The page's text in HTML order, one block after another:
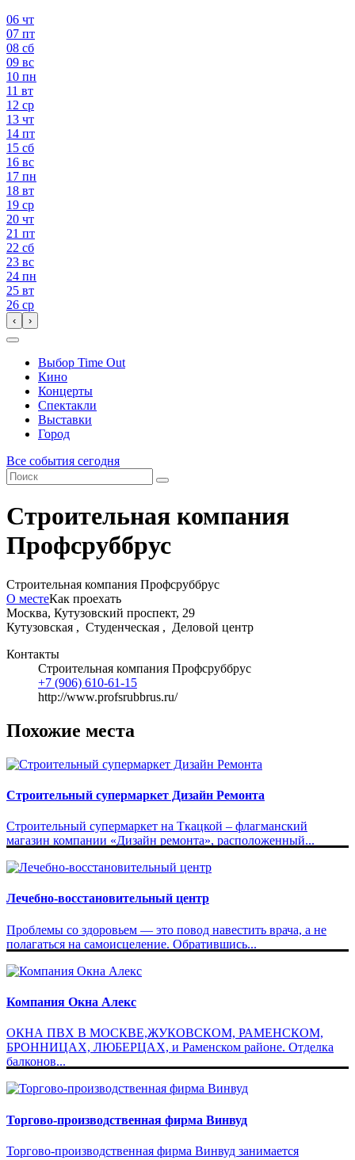
06 чт
07 пт
08 сб
09 вс
10 пн
11 вт
12 ср
13 чт
14 пт
15 сб
16 вс
17 пн
18 вт
19 ср
20 чт
21 пт
22 сб
23 вс
24 пн
25 вт
26 ср
‹ ›
Выбор Time Out
Кино
Концерты
Спектакли
Выставки
Город
Все события сегодня
Строительная компания
Профсруббрус
Строительная компания Профсруббрус
О местеКак проехать
Москва, Кутузовский проспект, 29
Кутузовская , Студенческая , Деловой центр
Контакты
Строительная компания Профсруббрус
+7 (906) 610-61-15
http://www.profsrubbrus.ru/
Похожие места
Строительный супермаркет Дизайн Ремонта
Строительный супермаркет на Ткацкой – флагманский
магазин компании «Дизайн ремонта», расположенный...
Лечебно-восстановительный центр
Проблемы со здоровьем — это повод навестить врача, а не
полагаться на самоисцеление. Обратившись...
Компания Окна Алекс
ОКНА ПВХ В МОСКВЕ,ЖУКОВСКОМ, РАМЕНСКОМ,
БРОННИЦАХ, ЛЮБЕРЦАХ, и Раменском районе. Отделка
балконов...
Торгово-производственная фирма Винвуд
Торгово-производственная фирма Винвуд занимается